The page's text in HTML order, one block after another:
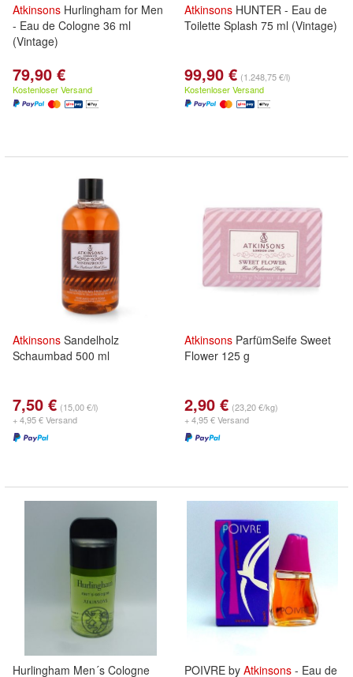
Atkinsons Hurlingham for Men
- Eau de Cologne 36 ml
(Vintage)
79,90 €
Kostenloser Versand
Atkinsons HUNTER - Eau de
Toilette Splash 75 ml (Vintage)
99,90 € (1.248,75 €/l)
Kostenloser Versand
Atkinsons Sandelholz
Schaumbad 500 ml
7,50 € (15,00 €/l)
+ 4,95 € Versand
Atkinsons ParfümSeife Sweet
Flower 125 g
2,90 € (23,20 €/kg)
+ 4,95 € Versand
Hurlingham Men´s Cologne POIVRE by Atkinsons - Eau de